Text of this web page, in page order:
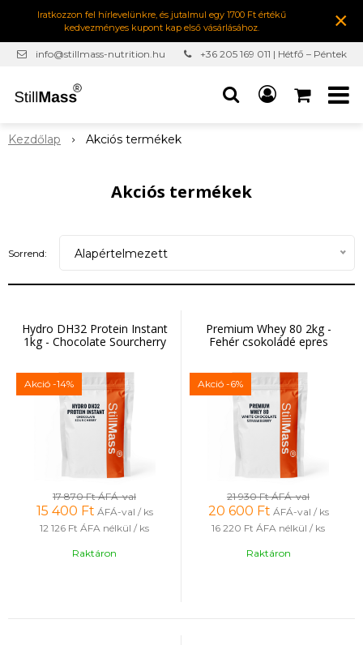
Iratkozzon fel hírlevelünkre, és jutalmul egy 1700 Ft értékű
kedvezményes kupont kap első vásárlásához.
×
info@stillmass-nutrition.hu
+36 205 169 011 | Hétfő – Péntek
Kezdőlap Akciós termékek
Akciós termékek
Sorrend: Alapértelmezett
Hydro DH32 Protein Instant
1kg - Chocolate Sourcherry
Akció -14%
17 870 FtÁFÁ-val
15 400 Ft ÁFÁ-val / ks
12 126 Ft ÁFA nélkül / ks
Raktáron
Premium Whey 80 2kg -
Fehér csokoládé epres
Akció -6%
21 930 FtÁFÁ-val
20 600 Ft ÁFÁ-val / ks
16 220 Ft ÁFA nélkül / ks
Raktáron